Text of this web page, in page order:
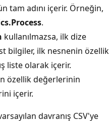
tam adını içerir. Örneğin,
.
kullanılmazsa, ilk dize
bilgiler, ilk nesnenin özellik
liste olarak içerir.
özellik değerlerinin
içerir.
davranış CSV'ye